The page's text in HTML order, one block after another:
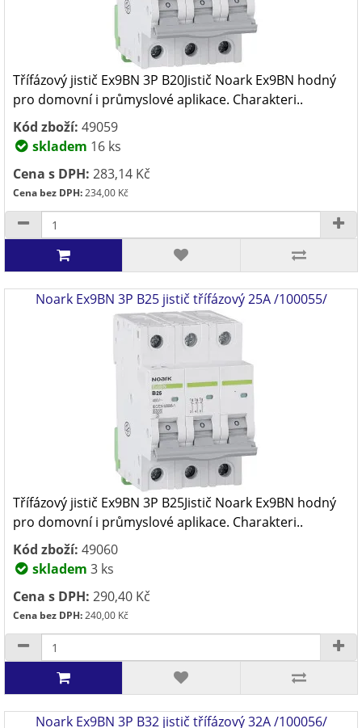
Třífázový jistič Ex9BN 3P B20Jistič Noark Ex9BN hodný
pro domovní i průmyslové aplikace. Charakteri..
Kód zboží: 49059
skladem 16 ks
Cena s DPH: 283,14 Kč
Cena bez DPH:234,00 Kč
Noark Ex9BN 3P B25 jistič třífázový 25A /100055/
Třífázový jistič Ex9BN 3P B25Jistič Noark Ex9BN hodný
pro domovní i průmyslové aplikace. Charakteri..
Kód zboží: 49060
skladem 3 ks
Cena s DPH: 290,40 Kč
Cena bez DPH:240,00 Kč
Noark Ex9BN 3P B32 jistič třífázový 32A /100056/